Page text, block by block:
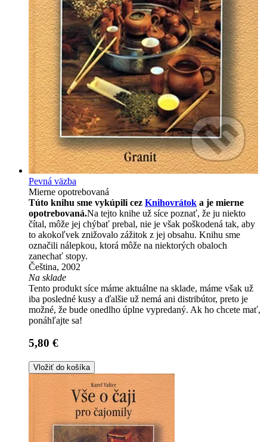
Pevná väzba
Mierne opotrebovaná
Túto knihu sme vykúpili cez Knihovrátok a je mierne
opotrebovaná.Na tejto knihe už síce poznať, že ju niekto
čítal, môže jej chýbať prebal, nie je však poškodená tak, aby
to akokoľvek znižovalo zážitok z jej obsahu. Knihu sme
označili nálepkou, ktorá môže na niektorých obaloch
zanechať stopy.
Čeština, 2002
Na sklade
Tento produkt síce máme aktuálne na sklade, máme však už
iba posledné kusy a ďalšie už nemá ani distribútor, preto je
možné, že bude onedlho úplne vypredaný. Ak ho chcete mať,
ponáhľajte sa!
5,80 €
Vložiť do košíka